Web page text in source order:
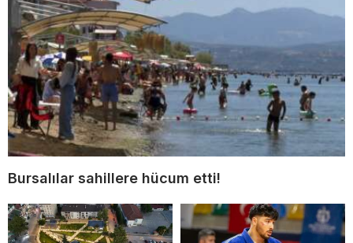
Bursalılar sahillere hücum etti!